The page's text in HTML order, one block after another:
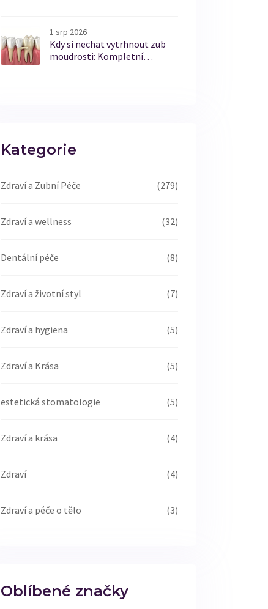
1 srp 2026
Kdy si nechat vytrhnout zub
moudrosti: Kompletní
Kategorie
Zdraví a Zubní Péče (279)
Zdraví a wellness (32)
Dentální péče (8)
Zdraví a životní styl (7)
Zdraví a hygiena (5)
Zdraví a Krása (5)
estetická stomatologie (5)
Zdraví a krása (4)
Zdraví (4)
Zdraví a péče o tělo (3)
Oblíbené značky